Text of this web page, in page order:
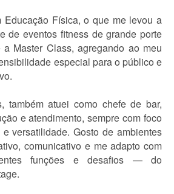
Educação Física, o que me levou a
de eventos fitness de grande porte
Master Class, agregando ao meu
especial para o público e
também atuei como chefe de bar,
e atendimento, sempre com foco
versatilidade. Gosto de ambientes
comunicativo e me adapto com
funções e desafios — do